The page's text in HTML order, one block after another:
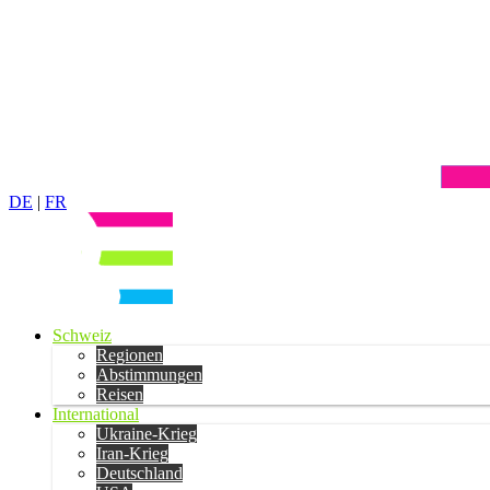
DE | FR
Schweiz
Regionen
Abstimmungen
Reisen
International
Ukraine-Krieg
Iran-Krieg
Deutschland